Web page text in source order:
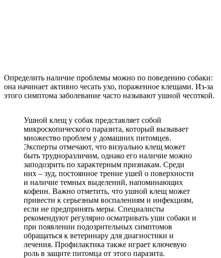
Определить наличие проблемы можно по поведению собаки:
она начинает активно чесать ухо, пораженное клещами. Из-за
этого симптома заболевание часто называют ушной чесоткой.
Ушной клещ у собак представляет собой
микроскопического паразита, который вызывает
множество проблем у домашних питомцев.
Эксперты отмечают, что визуально клещ может
быть трудноразличим, однако его наличие можно
заподозрить по характерным признакам. Среди
них – зуд, постоянное трение ушей о поверхности
и наличие темных выделений, напоминающих
кофеин. Важно отметить, что ушной клещ может
привести к серьезным воспалениям и инфекциям,
если не предпринять меры. Специалисты
рекомендуют регулярно осматривать уши собаки и
при появлении подозрительных симптомов
обращаться к ветеринару для диагностики и
лечения. Профилактика также играет ключевую
роль в защите питомца от этого паразита.